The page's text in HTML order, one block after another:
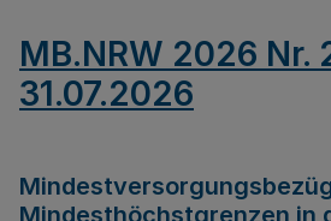
MB.NRW 2026 Nr.
31.07.2026
Mindesthöchstgrenzen in